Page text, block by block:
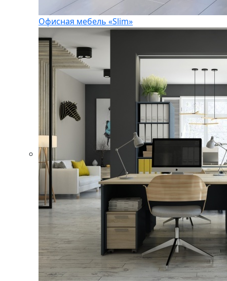
Офисная мебель «Slim»